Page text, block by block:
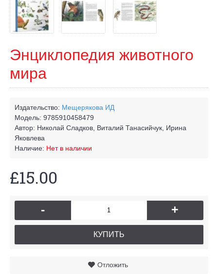
Энциклопедия животного
мира
Издательство: Мещерякова ИД
Модель: 9785910458479
Автор: Николай Сладков, Виталий Танасийчук, Ирина
Яковлева
Наличие: Нет в наличии
£15.00
- +
КУПИТЬ
Отложить